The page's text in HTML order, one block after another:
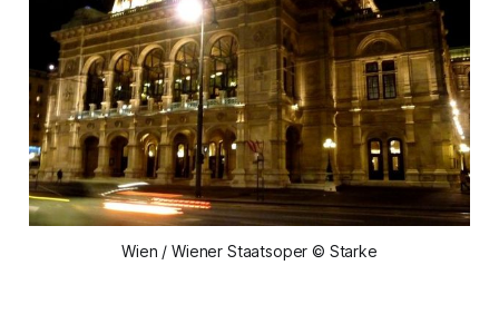
Wien / Wiener Staatsoper © Starke